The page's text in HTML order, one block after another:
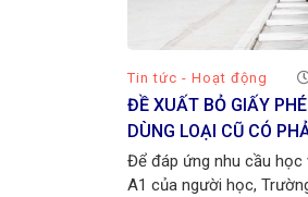
Tin tức - Hoạt động
ĐỀ XUẤT BỎ GIẤY
DÙNG LOẠI CŨ CÓ
Để đáp ứng nhu cầu học
A1 của người học,